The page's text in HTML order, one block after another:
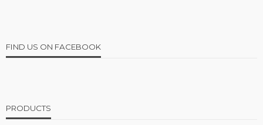
FIND US ON FACEBOOK
PRODUCTS